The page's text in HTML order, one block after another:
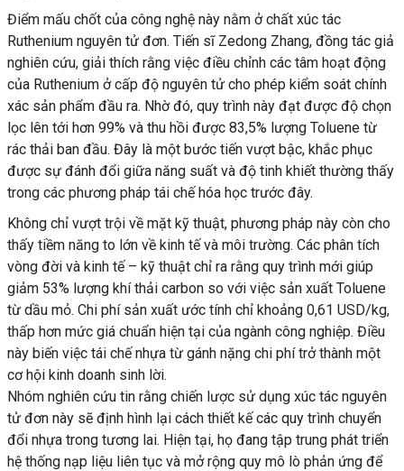
Điểm mấu chốt của công nghệ này nằm ở chất xúc tác
Ruthenium nguyên tử đơn. Tiến sĩ Zedong Zhang, đồng tác giả
nghiên cứu, giải thích rằng việc điều chỉnh các tâm hoạt động
của Ruthenium ở cấp độ nguyên tử cho phép kiểm soát chính
xác sản phẩm đầu ra. Nhờ đó, quy trình này đạt được độ chọn
lọc lên tới hơn 99% và thu hồi được 83,5% lượng Toluene từ
rác thải ban đầu. Đây là một bước tiến vượt bậc, khắc phục
được sự đánh đổi giữa năng suất và độ tinh khiết thường thấy
trong các phương pháp tái chế hóa học trước đây.
Không chỉ vượt trội về mặt kỹ thuật, phương pháp này còn cho
thấy tiềm năng to lớn về kinh tế và môi trường. Các phân tích
vòng đời và kinh tế – kỹ thuật chỉ ra rằng quy trình mới giúp
giảm 53% lượng khí thải carbon so với việc sản xuất Toluene
từ dầu mỏ. Chi phí sản xuất ước tính chỉ khoảng 0,61 USD/kg,
thấp hơn mức giá chuẩn hiện tại của ngành công nghiệp. Điều
này biến việc tái chế nhựa từ gánh nặng chi phí trở thành một
cơ hội kinh doanh sinh lời.
Nhóm nghiên cứu tin rằng chiến lược sử dụng xúc tác nguyên
tử đơn này sẽ định hình lại cách thiết kế các quy trình chuyển
đổi nhựa trong tương lai. Hiện tại, họ đang tập trung phát triển
hệ thống nạp liệu liên tục và mở rộng quy mô lò phản ứng để